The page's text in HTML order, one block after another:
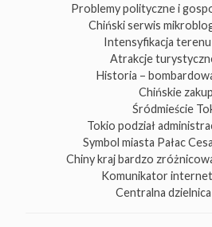
Problemy polityczne i
Chiński serwis
Intensyfikacja
Atrakcje
Historia –
Chińskie
Śródmieście
Tokio podział
Symbol miasta Pałac
Chiny kraj bardzo
Komunikator
Centralna